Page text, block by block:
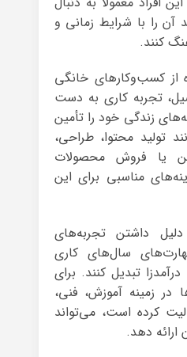
آن را با شرایط زمانی و
کنند.
از کسب‌وکارهای خانگی
تجربه کاری به دست
زندگی خود را تأمین
تولید محتوا، طراحی،
یا فروش محصولات
مناسبی برای این
داشتن تجربه‌های
سال‌های کاری
تبدیل کنند. برای
در زمینه آموزش، فنی،
کرده است، می‌تواند
ارائه دهد.